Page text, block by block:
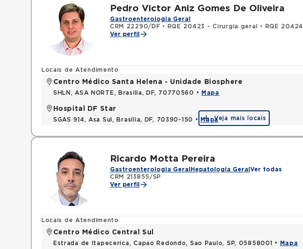
Pedro Victor Aniz Gomes De Oliveira
Gastroenterologia Geral
CRM 22290/DF • RQE 20423 - Cirurgia geral •
RQE 20424 - Endoscopia
Ver perfil
Locais de Atendimento
Centro Médico Santa Helena - Unidade Biosphere
SHLN, ASA NORTE, Brasilia, DF, 70770560 • Mapa
Hospital DF Star
SGAS 914, Asa Sul, Brasília, DF, 70390-150 • MapaVeja mais locais
Ricardo Motta Pereira
Gastroenterologia Geral Hepatologia Geral Ver todas
CRM 213855/SP
Ver perfil
Locais de Atendimento
Centro Médico Central Sul
Estrada de Itapecerica, Capao Redondo, Sao Paulo, SP, 05858001 • Mapa